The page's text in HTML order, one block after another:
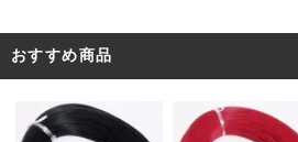
おすすめ商品